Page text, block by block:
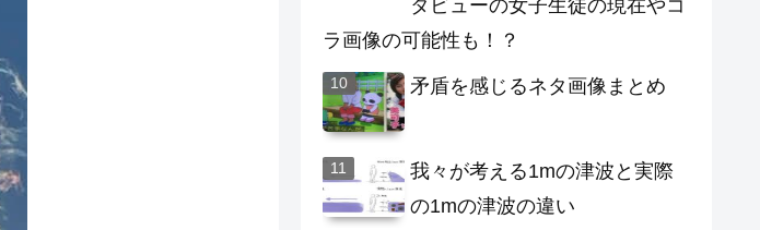
タビューの女子生徒の現在やコ
ラ画像の可能性も！？
矛盾を感じるネタ画像まとめ
我々が考える1mの津波と実際
の1mの津波の違い